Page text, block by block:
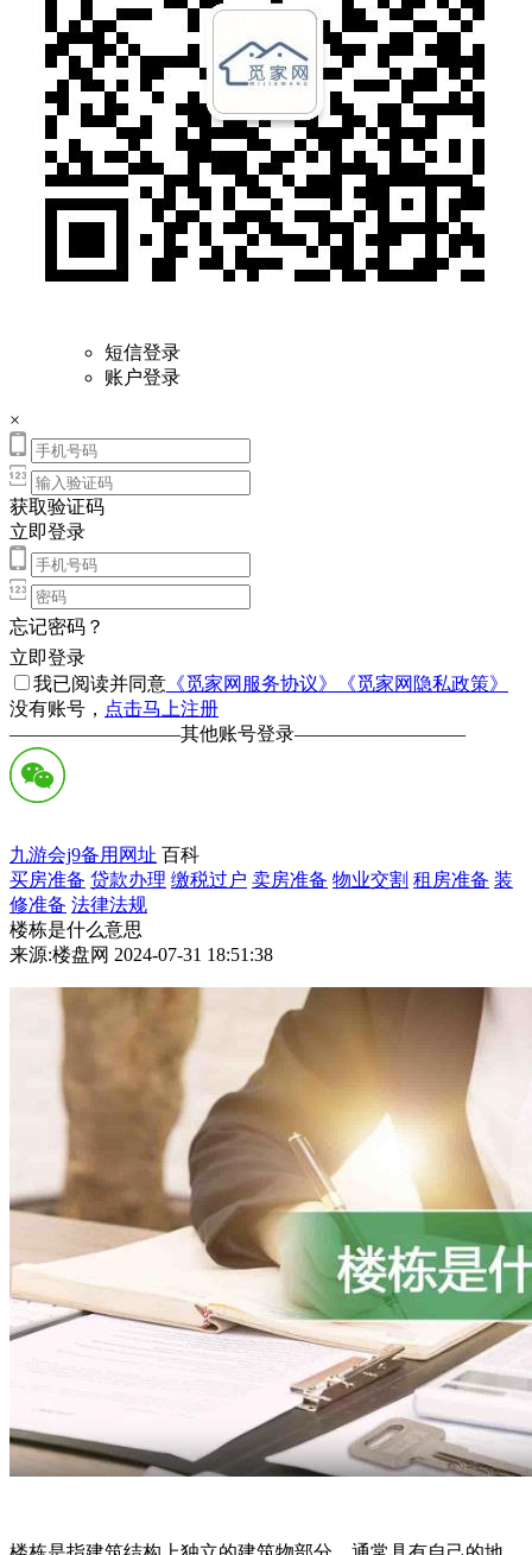
短信登录
账户登录
×
获取验证码
立即登录
忘记密码？
立即登录
我已阅读并同意 《觅家网服务协议》
《觅家网隐私政策》
没有账号， 点击马上注册
—————————其他账号登录—————————
九游会j9备用网址 百科
买房准备 贷款办理 缴税过户 卖房准备 物业交割 租房准备 装
修准备 法律法规
楼栋是什么意思
来源:楼盘网 2024-07-31 18:51:38